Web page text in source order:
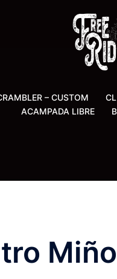
– CUSTOM
ACAMPADA LIBRE
Miño